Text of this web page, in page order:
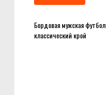
Бордовая мужская
классический крой